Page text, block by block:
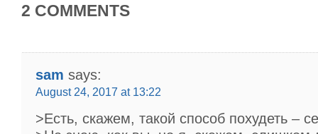
2 COMMENTS
sam says:
August 24, 2017 at 13:22
>Есть, скажем, такой способ похудеть –